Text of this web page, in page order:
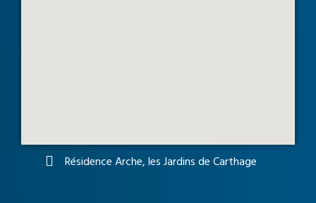
Résidence Arche, les Jardins de Carthage